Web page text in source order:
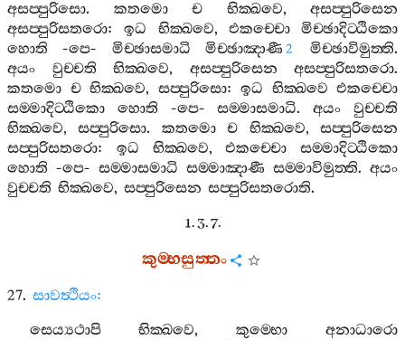
අසප‍්පුරිසො. කතමො ච භික‍්ඛවෙ, අසප‍්පුරිසෙන
අසප‍්පුරිසතරො:ඉධ භික‍්ඛවෙ, එකච‍්චො
මිච‍්ඡාදිට‍්ඨිකො
හොති -පෙ- මිච‍්ඡාසමාධි මිච‍්ඡාඤාණී 2 මිච‍්ඡාවිමුත‍්ති.
අයං
වුච‍්චති භික‍්ඛවෙ, අසප‍්පුරිසෙන අසප‍්පුරිසතරො.
කතමො ච භික‍්ඛවෙ, සප‍්පුරිසො: ඉධ භික‍්ඛවෙ එකච‍්චො
සම‍්මාදිට‍්ඨිකො
හොති -පෙ-සම‍්මාසමාධි.අයං
වුච‍්චති
භික‍්ඛවෙ,සප‍්පුරිසො. කතමො ච භික‍්ඛවෙ,සප‍්පුරිසෙන
සප‍්පුරිසතරො: ඉධ භික‍්ඛවෙ,එකච‍්චො
සම‍්මාදිට‍්ඨිකො
හොති -පෙ- සම‍්මාසමාධි සම‍්මාඤාණී සම‍්මාවිමුත‍්ති. අයං
වුච‍්චති භික‍්ඛවෙ, සප‍්පුරිසෙන සප‍්පුරිසතරොති.
1. 3. 7.
කුම‍්භසුත‍්තං
27. සාවත්‍ථියං:
සෙය්‍යථාපි
භික‍්ඛවෙ,කුම‍්භො
අනාධාරො